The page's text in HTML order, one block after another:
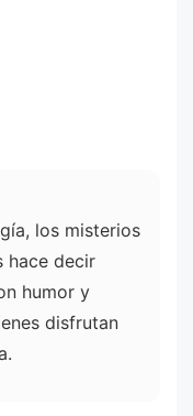
los misterios
hace decir
humor y
disfrutan